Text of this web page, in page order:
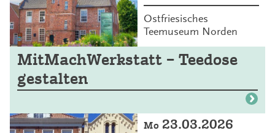
Ostfriesisches
Teemuseum Norden
MitMachWerkstatt – Teedose
gestalten
Mo 23.03.2026